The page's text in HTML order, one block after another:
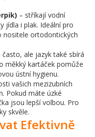
– stříkají vodní
jídla i plak. Ideální pro
nositele ortodontických
často, ale jazyk také sbírá
měkký kartáček pomůže
ústní hygienu.
vašich mezizubních
Pokud máte úzké
jsou lepší volbou. Pro
skvěle.
Efektivně